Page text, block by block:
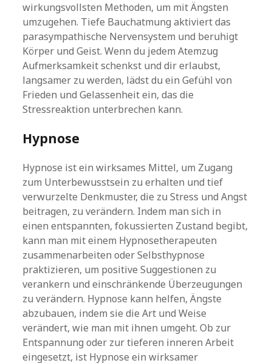
wirkungsvollsten Methoden, um mit Ängsten
umzugehen. Tiefe Bauchatmung aktiviert das
parasympathische Nervensystem und beruhigt
Körper und Geist. Wenn du jedem Atemzug
Aufmerksamkeit schenkst und dir erlaubst,
langsamer zu werden, lädst du ein Gefühl von
Frieden und Gelassenheit ein, das die
Stressreaktion unterbrechen kann.
Hypnose
Hypnose ist ein wirksames Mittel, um Zugang
zum Unterbewusstsein zu erhalten und tief
verwurzelte Denkmuster, die zu Stress und Angst
beitragen, zu verändern. Indem man sich in
einen entspannten, fokussierten Zustand begibt,
kann man mit einem Hypnosetherapeuten
zusammenarbeiten oder Selbsthypnose
praktizieren, um positive Suggestionen zu
verankern und einschränkende Überzeugungen
zu verändern. Hypnose kann helfen, Ängste
abzubauen, indem sie die Art und Weise
verändert, wie man mit ihnen umgeht. Ob zur
Entspannung oder zur tieferen inneren Arbeit
eingesetzt, ist Hypnose ein wirksamer